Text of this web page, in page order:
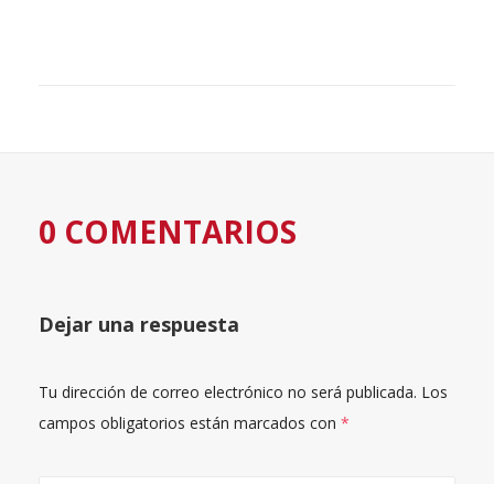
0 COMENTARIOS
Dejar una respuesta
Tu dirección de correo electrónico no será publicada. Los
campos obligatorios están marcados con *